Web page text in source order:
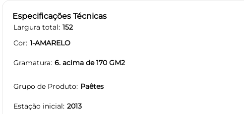
Especificações Técnicas
Largura total 152
Cor 1-AMARELO
Gramatura 6. acima de 170 GM2
Grupo de Produto Paêtes
Estação inicial 2013